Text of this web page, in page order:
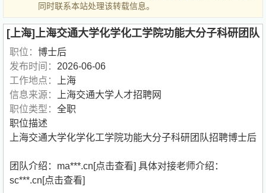
同时联系本站处理该转载信息。
[上海]上海交通大学化学化工学院功能大分子科研团队
职位： 博士后
发布时间： 2026-06-06
工作地点：
上海
信息来源：
上海交通大学人才招聘网
职位类型： 全职
职位描述
上海交通大学化学化工学院功能大分子科研团队招聘博士后
团队介绍： ma***.cn[点击查看] 具体对接老师介绍：
sc***.cn[点击查看]